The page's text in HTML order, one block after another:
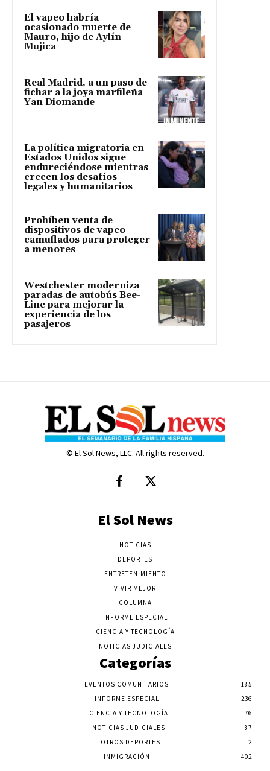
El vapeo habría
ocasionado muerte de
Mauro, hijo de Aylín
Mujica
Real Madrid, a un paso de
fichar a la joya marfileña
Yan Diomande
La política migratoria en
Estados Unidos sigue
endureciéndose mientras
crecen los desafíos
legales y humanitarios
Prohíben venta de
dispositivos de vapeo
camuflados para proteger
a menores
Westchester moderniza
paradas de autobús Bee-
Line para mejorar la
experiencia de los
pasajeros
© El Sol News, LLC. All rights reserved.
El Sol News
NOTICIAS
DEPORTES
ENTRETENIMIENTO
VIVIR MEJOR
COLUMNA
INFORME ESPECIAL
CIENCIA Y TECNOLOGÍA
NOTICIAS JUDICIALES
Categorías
EVENTOS COMUNITARIOS
185
INFORME ESPECIAL
236
CIENCIA Y TECNOLOGÍA
76
NOTICIAS JUDICIALES
87
OTROS DEPORTES
2
INMIGRACIÓN
402